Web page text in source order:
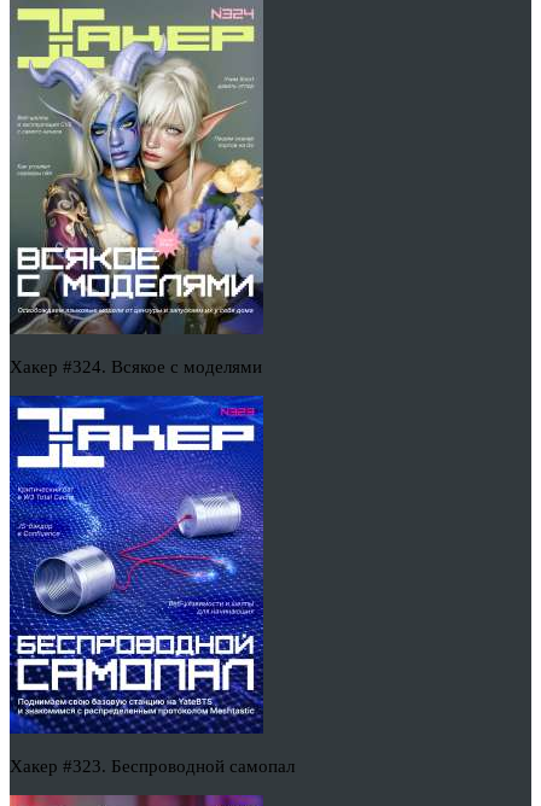
Хакер #324. Всякое с моделями
Хакер #323. Беспроводной самопал